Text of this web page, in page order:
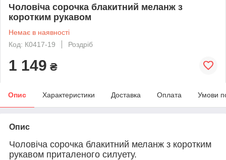
Чоловіча сорочка блакитний меланж з
коротким рукавом
Немає в наявності
Код: К0417-19
Роздріб
1 149 ₴
Опис Характеристики Доставка Оплата Умови
Опис
Чоловіча сорочка блакитний меланж з коротким
рукавом приталеного силуету.